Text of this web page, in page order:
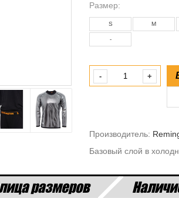
Размeр:
S M
-
- +
Производитель:
Базовый слой в
размеров